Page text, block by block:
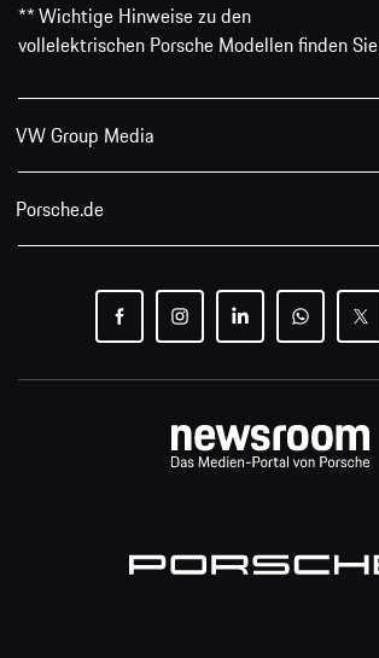
** Wichtige Hinweise zu den
vollelektrischen Porsche Modellen finden Sie
VW Group Media
Porsche.de